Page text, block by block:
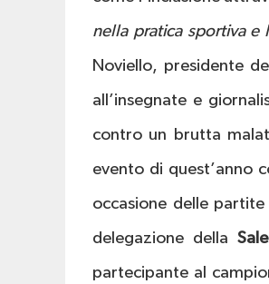
nella pratica sportiva e
Noviello, presidente
all’insegnate e
contro un brutta
evento di quest’anno
occasione delle
delegazione della
partecipante al